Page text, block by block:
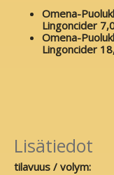
Omena-
Lingoncider
Omena-
Lingoncider
Lisätiedot
tilavuus / volym: